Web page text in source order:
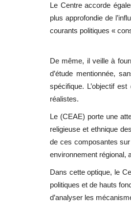
Le Centre accorde
plus approfondie de
courants politiques «
De même, il veille à
d’étude mentionnée,
spécifique. L’objectif
réalistes.
Le (CEAE) porte une
religieuse et ethnique
de ces composantes
environnement régional,
Dans cette optique, le
politiques et de hauts
d’analyser les